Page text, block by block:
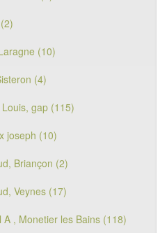
(10)
(4)
gap (115)
joseph (10)
Briançon (2)
Veynes (17)
A , Monetier les Bains (118)